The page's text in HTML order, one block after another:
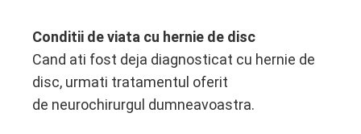
Conditii de viata cu hernie de disc
Cand ati fost deja diagnosticat cu hernie de
disc, urmati tratamentul oferit
de neurochirurgul dumneavoastra.